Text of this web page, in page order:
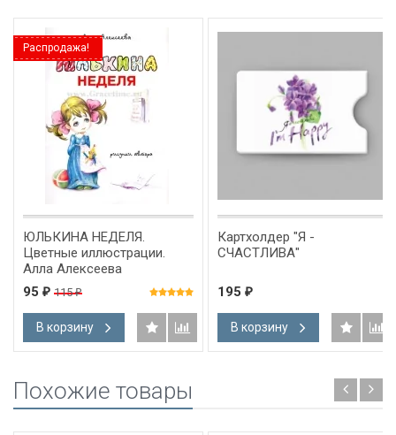
Распродажа!
ЮЛЬКИНА НЕДЕЛЯ.
Цветные иллюстрации.
Алла Алексеева
95 ₽ 115₽
В корзину
Картхолдер "Я -
СЧАСТЛИВА"
195 ₽
В корзину
Похожие товары